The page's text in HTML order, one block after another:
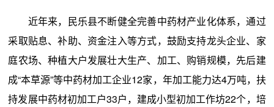
近年来，民乐县不断健全完善中药材产业化体系，通过
采取贴息、补助、资金注入等方式，鼓励支持龙头企业、家
庭农场、种植大户发展壮大生产、加工、购销规模，先后建
成“本草源”等中药材加工企业12家，年加工能力达4万吨，扶
持发展中药材初加工户33户，建成小型初加工作坊22个，培